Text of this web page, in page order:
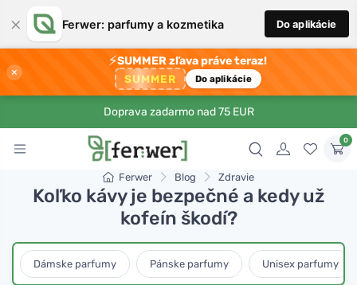
× Ferwer: parfumy a kozmetika Do aplikácie
×
⚡SUMMER zľava práve teraz!
SUMMER Do aplikácie
Doprava zadarmo nad 75 EUR
0
Ferwer Blog Zdravie
Koľko kávy je bezpečné a kedy už
kofeín škodí?
Dámske parfumy Pánske parfumy Unisex parfumy